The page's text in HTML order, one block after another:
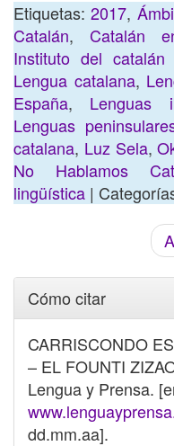
Etiquetas:2017,
Catalán, Catalán
Instituto del
Lengua catalana,
España, Lenguas
Lenguas
catalana, Luz Sela,
No Hablamos
lingüística |
Cómo citar
CARRISCONDO
– EL FOUNTI
Lengua y Prensa.
dd.mm.aa].